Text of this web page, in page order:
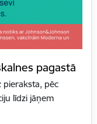
pagastā
pieraksta, pēc
līdzi jāņem